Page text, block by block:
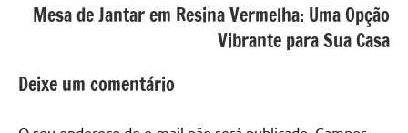
Mesa
epoxi
mesa
Mesa de Jantar em Resina Vermelha: Uma Opção
Vibrante para Sua Casa
Deixe um comentário